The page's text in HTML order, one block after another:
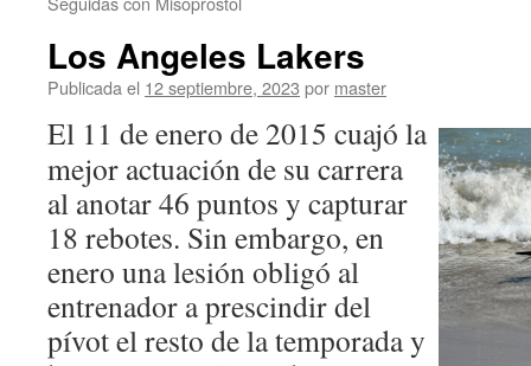
Los Angeles Lakers
Publicada el 12 septiembre, 2023 por master
El 11 de enero de 2015 cuajó la
mejor actuación de su carrera
al anotar 46 puntos y capturar
18 rebotes. Sin embargo, en
enero una lesión obligó al
entrenador a prescindir del
pívot el resto de la temporada y